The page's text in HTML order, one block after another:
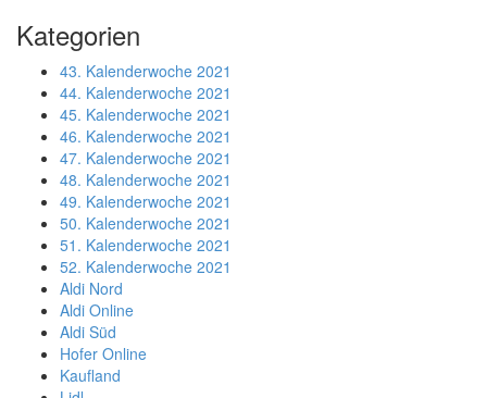
Kategorien
43. Kalenderwoche 2021
44. Kalenderwoche 2021
45. Kalenderwoche 2021
46. Kalenderwoche 2021
47. Kalenderwoche 2021
48. Kalenderwoche 2021
49. Kalenderwoche 2021
50. Kalenderwoche 2021
51. Kalenderwoche 2021
52. Kalenderwoche 2021
Aldi Nord
Aldi Online
Aldi Süd
Hofer Online
Kaufland